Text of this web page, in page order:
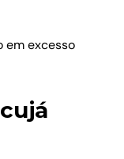
em excesso